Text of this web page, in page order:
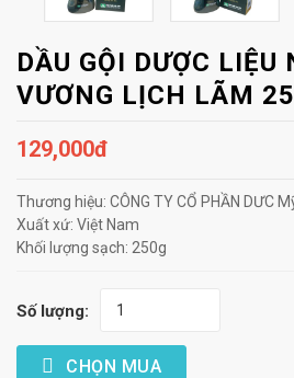
DẦU GỘI DƯỢC LIỆU
VƯƠNG LỊCH LÃM
129,000đ
Thương hiệu: CÔNG TY CỔ PHẦN DƯC
Xuất xứ: Việt Nam
Khối lượng sạch: 250g
Số lượng:
CHỌN MUA